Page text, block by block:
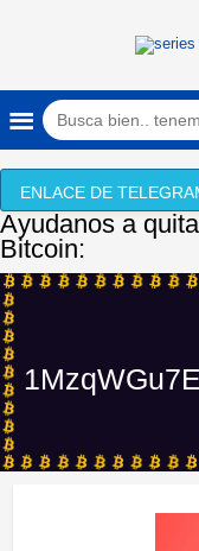
ENLACE DE
Ayudanos a
Bitcoin: